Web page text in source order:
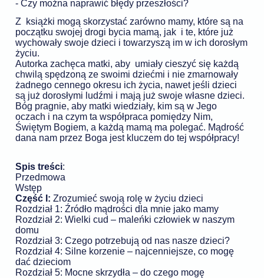
- Czy można naprawić błędy przeszłości?
Z książki mogą skorzystać zarówno mamy, które są na
początku swojej drogi bycia mamą, jak i te, które już
wychowały swoje dzieci i towarzyszą im w ich dorosłym
życiu.
Autorka zachęca matki, aby umiały cieszyć się każdą
chwilą spędzoną ze swoimi dziećmi i nie zmarnowały
żadnego cennego okresu ich życia, nawet jeśli dzieci
są już dorosłymi ludźmi i mają już swoje własne dzieci.
Bóg pragnie, aby matki wiedziały, kim są w Jego
oczach i na czym ta współpraca pomiędzy Nim,
Świętym Bogiem, a każdą mamą ma polegać. Mądrość
dana nam przez Boga jest kluczem do tej współpracy!
Spis treści:
Przedmowa
Wstęp
Część I: Zrozumieć swoją rolę w życiu dzieci
Rozdział 1: Źródło mądrości dla mnie jako mamy
Rozdział 2: Wielki cud – maleńki człowiek w naszym
domu
Rozdział 3: Czego potrzebują od nas nasze dzieci?
Rozdział 4: Silne korzenie – najcenniejsze, co mogę
dać dzieciom
Rozdział 5: Mocne skrzydła – do czego mogę